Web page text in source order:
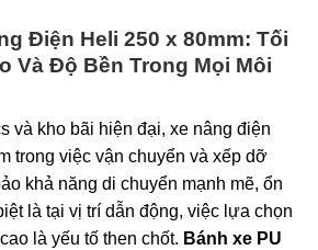
Điện Heli 250 x 80mm: Tối
Và Độ Bền Trong Mọi Môi
và kho bãi hiện đại, xe nâng điện
trong việc vận chuyển và xếp dỡ
khả năng di chuyển mạnh mẽ, ổn
là tại vị trí dẫn động, việc lựa chọn
là yếu tố then chốt. Bánh xe PU